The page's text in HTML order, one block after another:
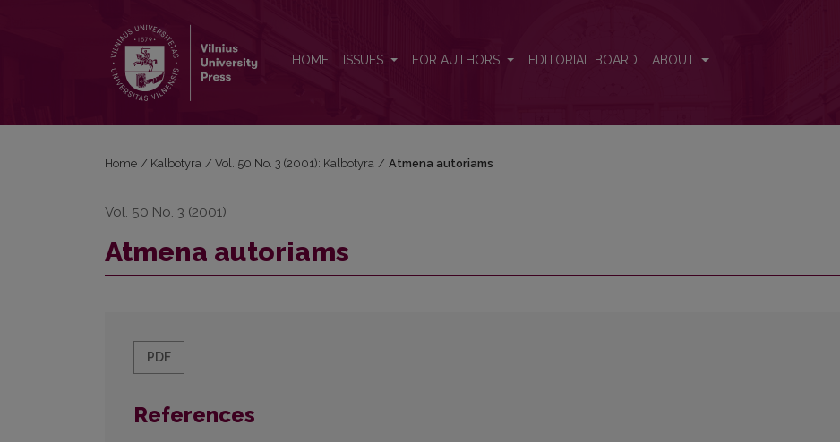
HOME ISSUES FOR AUTHORS EDITORIAL BOARD ABOUT
Home / Kalbotyra / Vol. 50 No. 3 (2001): Kalbotyra / Atmena autoriams
Vol. 50 No. 3 (2001)
Atmena autoriams
PDF
References